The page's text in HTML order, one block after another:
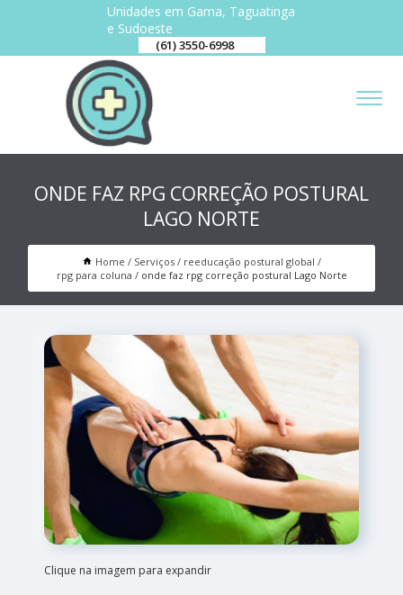
Unidades em Gama, Taguatinga
e Sudoeste
(61) 3550-6998
ONDE FAZ RPG CORREÇÃO POSTURAL
LAGO NORTE
Home Serviços
reeducação postural global
rpg para coluna
onde faz rpg correção postural Lago Norte
Clique na imagem para expandir